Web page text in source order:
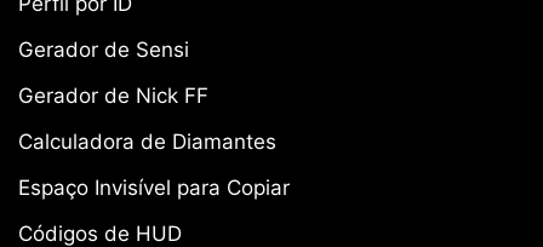
Gerador de Sensi
Gerador de Nick FF
Calculadora de Diamantes
Espaço Invisível para Copiar
Códigos de HUD